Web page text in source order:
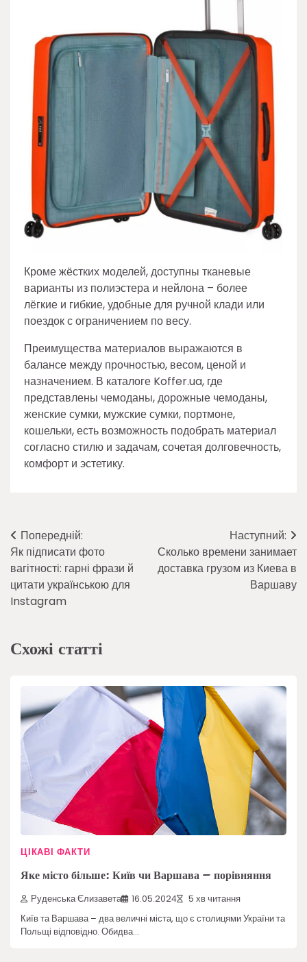
Кроме жёстких моделей, доступны тканевые
варианты из полиэстера и нейлона – более
лёгкие и гибкие, удобные для ручной клади или
поездок с ограничением по весу.
Преимущества материалов выражаются в
балансе между прочностью, весом, ценой и
назначением. В каталоге Koffer.ua, где
представлены чемоданы, дорожные чемоданы,
женские сумки, мужские сумки, портмоне,
кошельки, есть возможность подобрать материал
согласно стилю и задачам, сочетая долговечность,
комфорт и эстетику.
Навігація
записів
Попередній:
Як підписати фото
вагітності: гарні фрази й
цитати українською для
Instagram
Наступний:
Сколько времени занимает
доставка грузом из Киева в
Варшаву
Схожі статті
ЦІКАВІ ФАКТИ
Яке місто більше: Київ чи Варшава – порівняння
Руденська Єлизавета 16.05.2024 5 хв читання
Київ та Варшава – два величні міста, що є столицями України та
Польщі відповідно. Обидва…